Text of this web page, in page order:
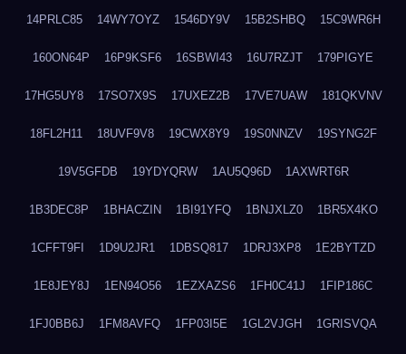
14PRLC85 14WY7OYZ 1546DY9V 15B2SHBQ 15C9WR6H
160ON64P 16P9KSF6 16SBWI43 16U7RZJT 179PIGYE
17HG5UY8 17SO7X9S 17UXEZ2B 17VE7UAW 181QKVNV
18FL2H11 18UVF9V8 19CWX8Y9 19S0NNZV 19SYNG2F
19V5GFDB 19YDYQRW 1AU5Q96D 1AXWRT6R
1B3DEC8P 1BHACZIN 1BI91YFQ 1BNJXLZ0 1BR5X4KO
1CFFT9FI 1D9U2JR1 1DBSQ817 1DRJ3XP8 1E2BYTZD
1E8JEY8J 1EN94O56 1EZXAZS6 1FH0C41J 1FIP186C
1FJ0BB6J 1FM8AVFQ 1FP03I5E 1GL2VJGH 1GRISVQA